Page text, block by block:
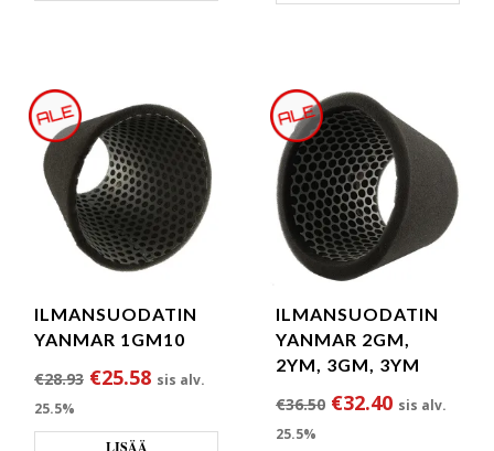
ILMANSUODATIN
YANMAR 1GM10
€28.93 Alkuperäinen hinta oli: €28.93.
€25.58Nykyinen hinta on: €25.58.
sis alv.
25.5%
ILMANSUODATIN
YANMAR 2GM,
2YM, 3GM, 3YM
€36.50 Alkuperäinen
€32.40Nykyinen
sis alv.
25.5%